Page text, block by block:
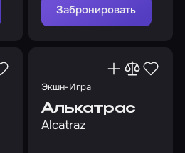
Забронировать
Экшн-Игра
Алькатрас
Alcatraz